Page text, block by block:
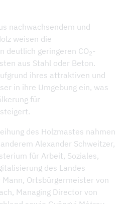
nachwachsendem und
weisen die
deutlich geringeren CO2-
aus Stahl oder Beton.
ihres attraktiven und
in ihre Umgebung ein, was
für
des Holzmastes nahmen
Alexander Schweitzer,
für Arbeit, Soziales,
des Landes
Ortsbürgermeister von
Managing Director von